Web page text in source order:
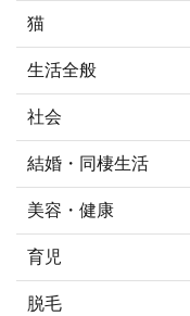
猫
生活全般
社会
結婚・同棲生活
美容・健康
育児
脱毛